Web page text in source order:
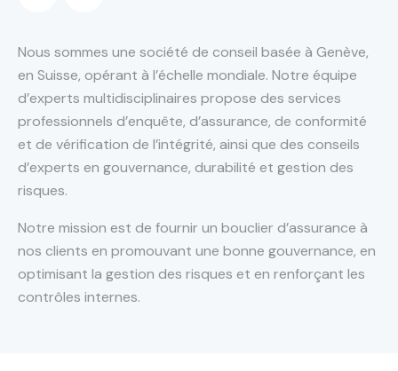
Nous sommes une société de conseil basée à Genève,
en Suisse, opérant à l’échelle mondiale. Notre équipe
d’experts multidisciplinaires propose des services
professionnels d’enquête, d’assurance, de conformité
et de vérification de l’intégrité, ainsi que des conseils
d’experts en gouvernance, durabilité et gestion des
risques.
Notre mission est de fournir un bouclier d’assurance à
nos clients en promouvant une bonne gouvernance, en
optimisant la gestion des risques et en renforçant les
contrôles internes.